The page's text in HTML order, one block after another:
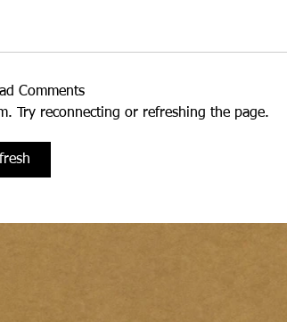
Comments
Try reconnecting or refreshing the page.